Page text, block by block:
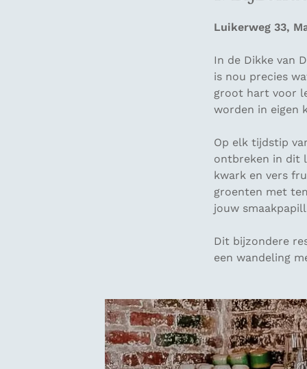
Luikerweg 33,
In de Dikke van
is nou precies
groot hart voor
worden in eigen
Op elk tijdstip
ontbreken in dit
kwark en vers
groenten met
jouw
Dit bijzondere
een wandeling